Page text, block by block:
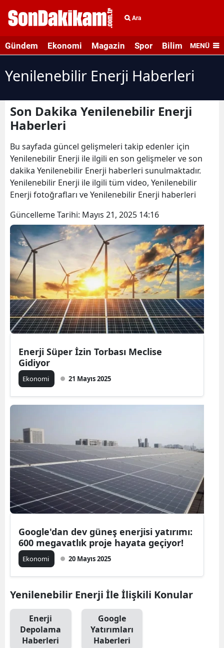
Ara
Gündem Ekonomi Magazin Spor Bilim veMENÜ
Yenilenebilir Enerji Haberleri
Son Dakika Yenilenebilir Enerji
Haberleri
Bu sayfada güncel gelişmeleri takip edenler için
Yenilenebilir Enerji ile ilgili en son gelişmeler ve son
dakika Yenilenebilir Enerji haberleri sunulmaktadır.
Yenilenebilir Enerji ile ilgili tüm video, Yenilenebilir
Enerji fotoğrafları ve Yenilenebilir Enerji haberleri
Güncelleme Tarihi: Mayıs 21, 2025 14:16
Enerji Süper İzin Torbası Meclise
Gidiyor
Ekonomi 21 Mayıs 2025
Google'dan dev güneş enerjisi yatırımı:
600 megavatlık proje hayata geçiyor!
Ekonomi 20 Mayıs 2025
Yenilenebilir Enerji İle İlişkili Konular
Enerji
Depolama
Haberleri
Google
Yatırımları
Haberleri